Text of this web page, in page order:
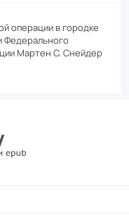
операции в городке
Феде­раль­ного
Мартен С. Снейдер